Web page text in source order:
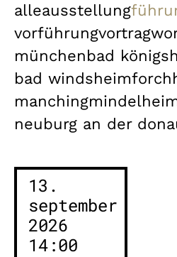
alleausstellung
vorführungvortrag
münchenbad
bad windsheim
manching
neuburg an der
13.
september
2026
14:00